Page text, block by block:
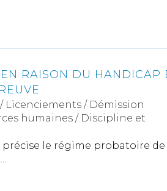
RAISON DU HANDICAP
/ Licenciements / Démission
humaines / Discipline et
précise le régime probatoire de